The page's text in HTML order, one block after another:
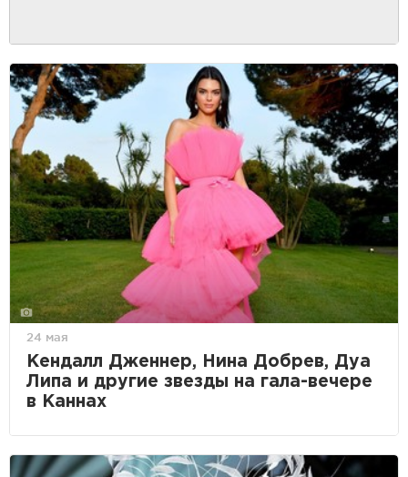
24 мая
Кендалл Дженнер, Нина Добрев, Дуа
Липа и другие звезды на гала-вечере
в Каннах